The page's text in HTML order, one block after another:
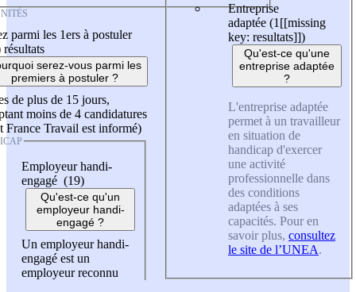
parmi les 1ers à postuler
résultats
serez-vous parmi les
premiers à postuler ?
de plus de 15 jours,
moins de 4 candidatures
France Travail est informé)
Employeur handi-
engagé (19)
Qu'est-ce qu'un
employeur handi-
engagé ?
Un employeur handi-
engagé est un
employeur reconnu
Entreprise
adaptée (1 [[missing
key: resultats]])
Qu'est-ce qu'une
entreprise adaptée
?
L'entreprise adaptée
permet à un travailleur
en situation de
handicap d'exercer
une activité
professionnelle dans
des conditions
adaptées à ses
capacités. Pour en
savoir plus, consultez
le site de l’UNEA.